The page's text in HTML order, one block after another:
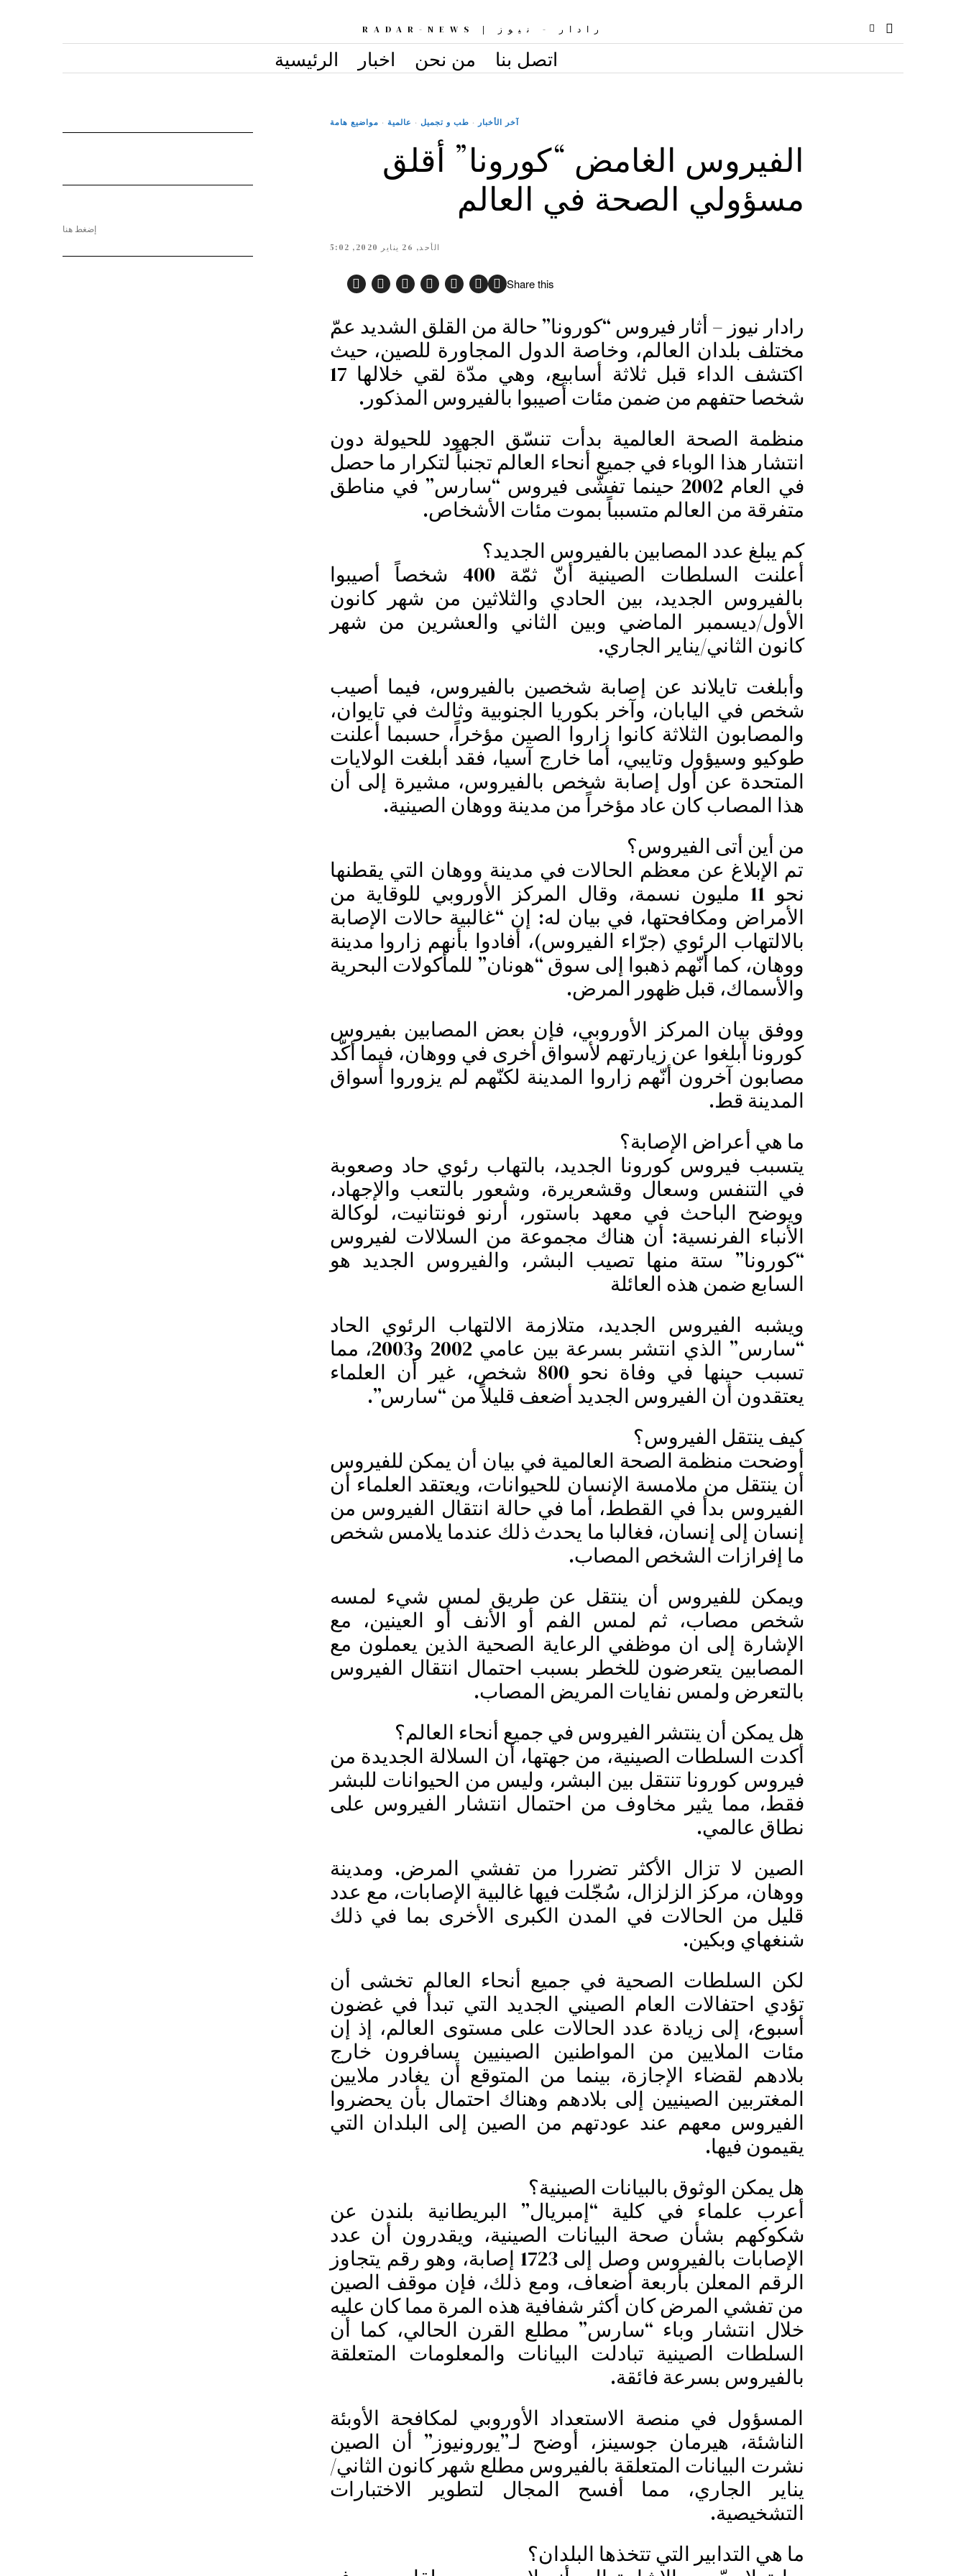
رادار - نيوز | RADAR-NEWS
الرئيسية اخبار من نحن اتصل بنا
آخر الأخبار · طب و تجميل · عالمية · مواضيع هامة
الفيروس الغامض “كورونا” أقلق
مسؤولي الصحة في العالم
الأحد, 26 يناير 2020, 5:02
Share this
رادار نيوز – أثار فيروس “كورونا” حالة من القلق الشديد عمّ
مختلف بلدان العالم، وخاصة الدول المجاورة للصين، حيث
اكتشف الداء قبل ثلاثة أسابيع، وهي مدّة لقي خلالها 17
شخصا حتفهم من ضمن مئات أصيبوا بالفيروس المذكور.
منظمة الصحة العالمية بدأت تنسّق الجهود للحيولة دون
انتشار هذا الوباء في جميع أنحاء العالم تجنباً لتكرار ما حصل
في العام 2002 حينما تفشّى فيروس “سارس” في مناطق
متفرقة من العالم متسبباً بموت مئات الأشخاص.
كم يبلغ عدد المصابين بالفيروس الجديد؟
أعلنت السلطات الصينية أنّ ثمّة 400 شخصاً أصيبوا
بالفيروس الجديد، بين الحادي والثلاثين من شهر كانون
الأول/ديسمبر الماضي وبين الثاني والعشرين من شهر
كانون الثاني/يناير الجاري.
وأبلغت تايلاند عن إصابة شخصين بالفيروس، فيما أصيب
شخص في اليابان، وآخر بكوريا الجنوبية وثالث في تايوان،
والمصابون الثلاثة كانوا زاروا الصين مؤخراً، حسبما أعلنت
طوكيو وسيؤول وتايبي، أما خارج آسيا، فقد أبلغت الولايات
المتحدة عن أول إصابة شخص بالفيروس، مشيرة إلى أن
هذا المصاب كان عاد مؤخراً من مدينة ووهان الصينية.
من أين أتى الفيروس؟
تم الإبلاغ عن معظم الحالات في مدينة ووهان التي يقطنها
نحو 11 مليون نسمة، وقال المركز الأوروبي للوقاية من
الأمراض ومكافحتها، في بيان له: إن “غالبية حالات الإصابة
بالالتهاب الرئوي (جرّاء الفيروس)، أفادوا بأنهم زاروا مدينة
ووهان، كما أنّهم ذهبوا إلى سوق “هونان” للمأكولات البحرية
والأسماك، قبل ظهور المرض.
ووفق بيان المركز الأوروبي، فإن بعض المصابين بفيروس
كورونا أبلغوا عن زيارتهم لأسواق أخرى في ووهان، فيما أكّد
مصابون آخرون أنّهم زاروا المدينة لكنّهم لم يزوروا أسواق
المدينة قط.
ما هي أعراض الإصابة؟
يتسبب فيروس كورونا الجديد، بالتهاب رئوي حاد وصعوبة
في التنفس وسعال وقشعريرة، وشعور بالتعب والإجهاد،
ويوضح الباحث في معهد باستور، أرنو فونتانيت، لوكالة
الأنباء الفرنسية: أن هناك مجموعة من السلالات لفيروس
“كورونا” ستة منها تصيب البشر، والفيروس الجديد هو
السابع ضمن هذه العائلة
ويشبه الفيروس الجديد، متلازمة الالتهاب الرئوي الحاد
“سارس” الذي انتشر بسرعة بين عامي 2002 و2003، مما
تسبب حينها في وفاة نحو 800 شخص، غير أن العلماء
يعتقدون أن الفيروس الجديد أضعف قليلاً من “سارس”.
كيف ينتقل الفيروس؟
أوضحت منظمة الصحة العالمية في بيان أن يمكن للفيروس
أن ينتقل من ملامسة الإنسان للحيوانات، ويعتقد العلماء أن
الفيروس بدأ في القطط، أما في حالة انتقال الفيروس من
إنسان إلى إنسان، فغالبا ما يحدث ذلك عندما يلامس شخص
ما إفرازات الشخص المصاب.
ويمكن للفيروس أن ينتقل عن طريق لمس شيء لمسه
شخص مصاب، ثم لمس الفم أو الأنف أو العينين، مع
الإشارة إلى ان موظفي الرعاية الصحية الذين يعملون مع
المصابين يتعرضون للخطر بسبب احتمال انتقال الفيروس
بالتعرض ولمس نفايات المريض المصاب.
هل يمكن أن ينتشر الفيروس في جميع أنحاء العالم؟
أكدت السلطات الصينية، من جهتها، أن السلالة الجديدة من
فيروس كورونا تنتقل بين البشر، وليس من الحيوانات للبشر
فقط، مما يثير مخاوف من احتمال انتشار الفيروس على
نطاق عالمي.
الصين لا تزال الأكثر تضررا من تفشي المرض. ومدينة
ووهان، مركز الزلزال، سُجّلت فيها غالبية الإصابات، مع عدد
قليل من الحالات في المدن الكبرى الأخرى بما في ذلك
شنغهاي وبكين.
لكن السلطات الصحية في جميع أنحاء العالم تخشى أن
تؤدي احتفالات العام الصيني الجديد التي تبدأ في غضون
أسبوع، إلى زيادة عدد الحالات على مستوى العالم، إذ إن
مئات الملايين من المواطنين الصينيين يسافرون خارج
بلادهم لقضاء الإجازة، بينما من المتوقع أن يغادر ملايين
المغتربين الصينيين إلى بلادهم وهناك احتمال بأن يحضروا
الفيروس معهم عند عودتهم من الصين إلى البلدان التي
يقيمون فيها.
هل يمكن الوثوق بالبيانات الصينية؟
أعرب علماء في كلية “إمبريال” البريطانية بلندن عن
شكوكهم بشأن صحة البيانات الصينية، ويقدرون أن عدد
الإصابات بالفيروس وصل إلى 1723 إصابة، وهو رقم يتجاوز
الرقم المعلن بأربعة أضعاف، ومع ذلك، فإن موقف الصين
من تفشي المرض كان أكثر شفافية هذه المرة مما كان عليه
خلال انتشار وباء “سارس” مطلع القرن الحالي، كما أن
السلطات الصينية تبادلت البيانات والمعلومات المتعلقة
بالفيروس بسرعة فائقة.
المسؤول في منصة الاستعداد الأوروبي لمكافحة الأوبئة
الناشئة، هيرمان جوسينز، أوضح لـ”يورونيوز” أن الصين
نشرت البيانات المتعلقة بالفيروس مطلع شهر كانون الثاني/
يناير الجاري، مما أفسح المجال لتطوير الاختبارات
التشخيصية.
ما هي التدابير التي تتخذها البلدان؟
إضغط هنا